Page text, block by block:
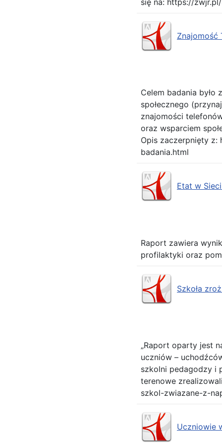
się na: https://
Znajomość
Celem badania
społecznego
znajomości
oraz wsparciem
Opis zaczerpnięty
badania.html
Etat w
Raport zawiera
profilaktyki oraz
Szkoła
„Raport oparty jest
uczniów –
szkolni pedagodzy i
terenowe
szkol-zwiazane-z-
Uczniowie